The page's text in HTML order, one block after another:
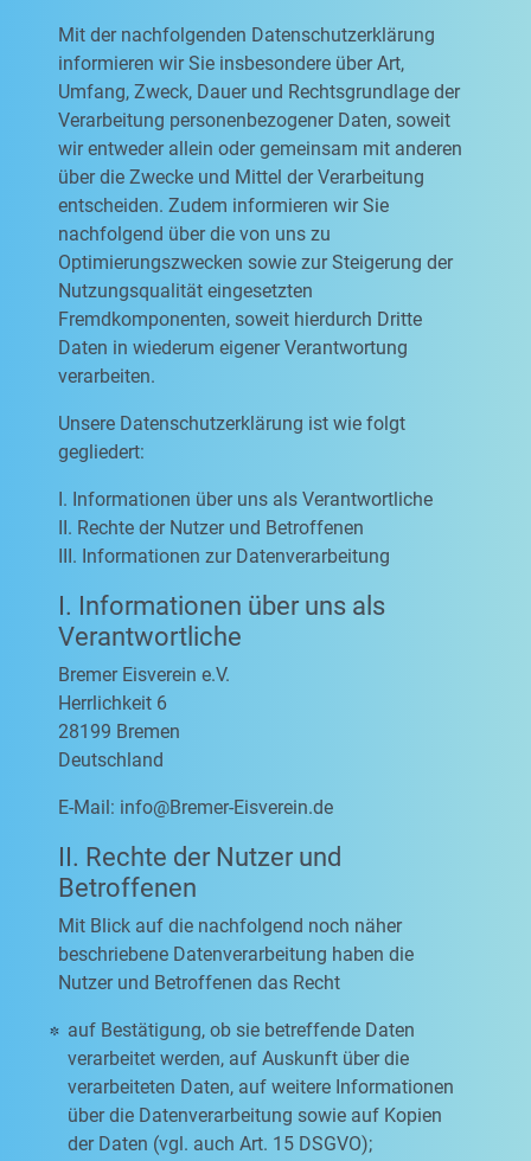
Mit der nachfolgenden Datenschutzerklärung
informieren wir Sie insbesondere über Art,
Umfang, Zweck, Dauer und Rechtsgrundlage der
Verarbeitung personenbezogener Daten, soweit
wir entweder allein oder gemeinsam mit anderen
über die Zwecke und Mittel der Verarbeitung
entscheiden. Zudem informieren wir Sie
nachfolgend über die von uns zu
Optimierungszwecken sowie zur Steigerung der
Nutzungsqualität eingesetzten
Fremdkomponenten, soweit hierdurch Dritte
Daten in wiederum eigener Verantwortung
verarbeiten.
Unsere Datenschutzerklärung ist wie folgt
gegliedert:
I. Informationen über uns als Verantwortliche
II. Rechte der Nutzer und Betroffenen
III. Informationen zur Datenverarbeitung
I. Informationen über uns als
Verantwortliche
Bremer Eisverein e.V.
Herrlichkeit 6
28199 Bremen
Deutschland
E-Mail: info@Bremer-Eisverein.de
II. Rechte der Nutzer und
Betroffenen
Mit Blick auf die nachfolgend noch näher
beschriebene Datenverarbeitung haben die
Nutzer und Betroffenen das Recht
auf Bestätigung, ob sie betreffende Daten
verarbeitet werden, auf Auskunft über die
verarbeiteten Daten, auf weitere Informationen
über die Datenverarbeitung sowie auf Kopien
der Daten (vgl. auch Art. 15 DSGVO);